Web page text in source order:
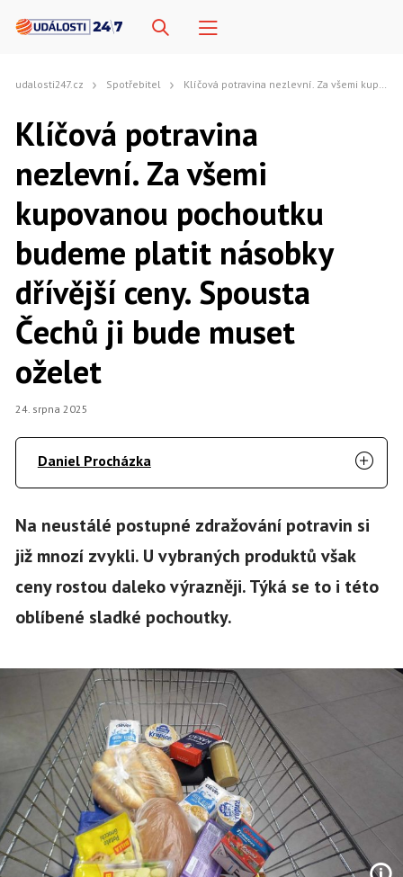
udalosti247.cz Spotřebitel Klíčová potravina nezlevní. Za všemi kupovanou pochoutku budeme platit násobky dřívější ceny. Spousta Čechů ji bude muset oželet
Klíčová potravina
nezlevní. Za všemi
kupovanou pochoutku
budeme platit násobky
dřívější ceny. Spousta
Čechů ji bude muset
oželet
24. srpna 2025
Daniel Procházka
Na neustálé postupné zdražování potravin si
již mnozí zvykli. U vybraných produktů však
ceny rostou daleko výrazněji. Týká se to i této
oblíbené sladké pochoutky.